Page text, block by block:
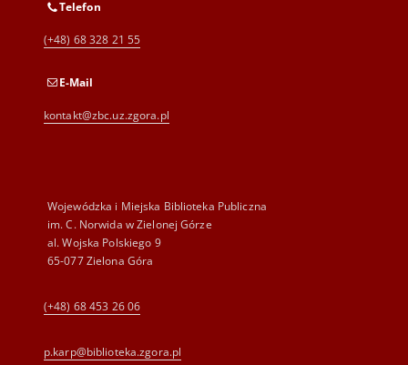
Telefon
(+48) 68 328 21 55
E-Mail
kontakt@zbc.uz.zgora.pl
Wojewódzka i Miejska Biblioteka Publiczna
im. C. Norwida w Zielonej Górze
al. Wojska Polskiego 9
65-077 Zielona Góra
(+48) 68 453 26 06
p.karp@biblioteka.zgora.pl